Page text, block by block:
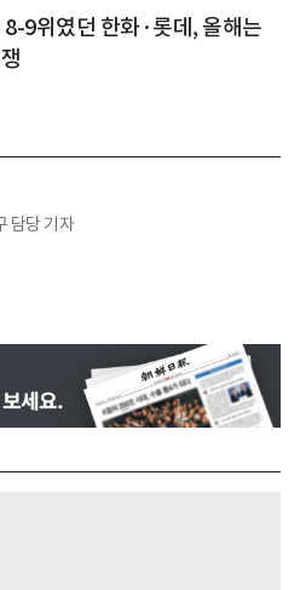
8-9위였던 한화·롯데, 올해는
담당 기자